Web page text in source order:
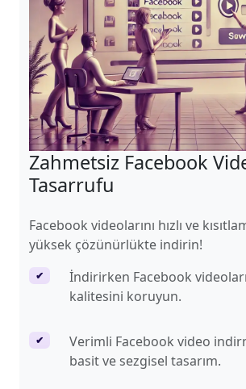
Zahmetsiz Facebook
Tasarrufu
Facebook videolarını hızlı ve
yüksek çözünürlükte indirin!
✔
İndirirken Facebook
kalitesini koruyun.
✔
Verimli Facebook video
basit ve sezgisel tasarım.